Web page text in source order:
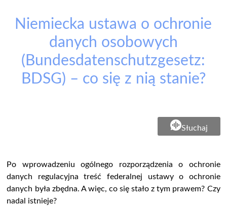
Niemiecka ustawa o ochronie
danych osobowych
(Bundesdatenschutzgesetz:
BDSG) – co się z nią stanie?
Słuchaj
Po wprowadzeniu ogólnego rozporządzenia o ochronie
danych regulacyjna treść federalnej ustawy o ochronie
danych była zbędna. A więc, co się stało z tym prawem? Czy
nadal istnieje?